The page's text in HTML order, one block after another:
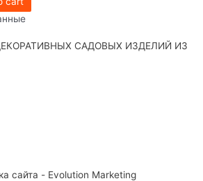
САДОВЫХ ИЗДЕЛИЙ ИЗ
сайта - Evolution Marketing